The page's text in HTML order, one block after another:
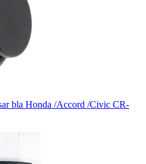
bla Honda /Accord /Civic CR-